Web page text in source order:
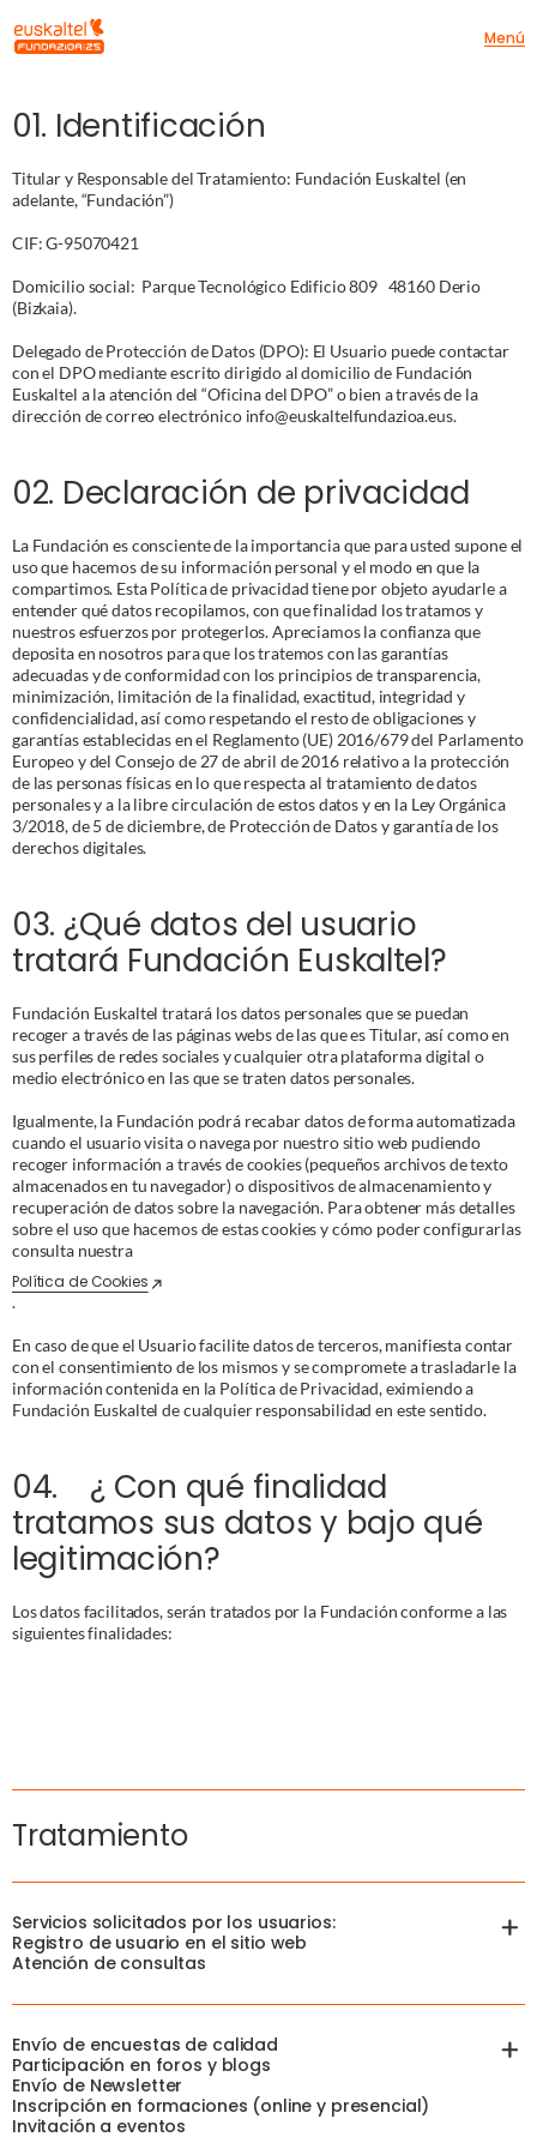
Menú
01. Identificación
Titular y Responsable del Tratamiento: Fundación Euskaltel (en
adelante, “Fundación”)
CIF: G-95070421
Domicilio social:  Parque Tecnológico Edificio 809   48160 Derio
(Bizkaia).
Delegado de Protección de Datos (DPO): El Usuario puede contactar
con el DPO mediante escrito dirigido al domicilio de Fundación
Euskaltel a la atención del “Oficina del DPO” o bien a través de la
dirección de correo electrónico info@euskaltelfundazioa.eus.
02. Declaración de privacidad
La Fundación es consciente de la importancia que para usted supone el
uso que hacemos de su información personal y el modo en que la
compartimos. Esta Política de privacidad tiene por objeto ayudarle a
entender qué datos recopilamos, con que finalidad los tratamos y
nuestros esfuerzos por protegerlos. Apreciamos la confianza que
deposita en nosotros para que los tratemos con las garantías
adecuadas y de conformidad con los principios de transparencia,
minimización, limitación de la finalidad, exactitud, integridad y
confidencialidad, así como respetando el resto de obligaciones y
garantías establecidas en el Reglamento (UE) 2016/679 del Parlamento
Europeo y del Consejo de 27 de abril de 2016 relativo a la protección
de las personas físicas en lo que respecta al tratamiento de datos
personales y a la libre circulación de estos datos y en la Ley Orgánica
3/2018, de 5 de diciembre, de Protección de Datos y garantía de los
derechos digitales.
03. ¿Qué datos del usuario
tratará Fundación Euskaltel?
Fundación Euskaltel tratará los datos personales que se puedan
recoger a través de las páginas webs de las que es Titular, así como en
sus perfiles de redes sociales y cualquier otra plataforma digital o
medio electrónico en las que se traten datos personales.
Igualmente, la Fundación podrá recabar datos de forma automatizada
cuando el usuario visita o navega por nuestro sitio web pudiendo
recoger información a través de cookies (pequeños archivos de texto
almacenados en tu navegador) o dispositivos de almacenamiento y
recuperación de datos sobre la navegación. Para obtener más detalles
sobre el uso que hacemos de estas cookies y cómo poder configurarlas
consulta nuestra
Política de Cookies
.
En caso de que el Usuario facilite datos de terceros, manifiesta contar
con el consentimiento de los mismos y se compromete a trasladarle la
información contenida en la Política de Privacidad, eximiendo a
Fundación Euskaltel de cualquier responsabilidad en este sentido.
04.    ¿ Con qué finalidad
tratamos sus datos y bajo qué
legitimación?
Los datos facilitados, serán tratados por la Fundación conforme a las
siguientes finalidades:
Tratamiento
Servicios solicitados por los usuarios:
Registro de usuario en el sitio web
Atención de consultas
Finalidad
Gestionar el registro de usuario en los casos en los que sea
necesario para permitir el acceso a las funcionalidades y
contenidos de las herramientas disponibles a través del Sitio
Envío de encuestas de calidad
Participación en foros y blogs
Envío de Newsletter
Inscripción en formaciones (online y presencial)
Invitación a eventos